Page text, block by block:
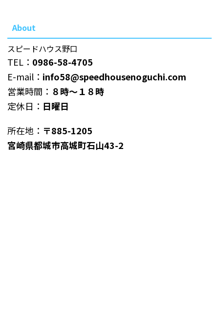
About
スピードハウス野口
TEL： 0986-58-4705
E-mail： info58@speedhousenoguchi.com
営業時間： ８時～１８時
定休日： 日曜日
所在地： 〒885-1205
宮崎県都城市高城町石山43-2